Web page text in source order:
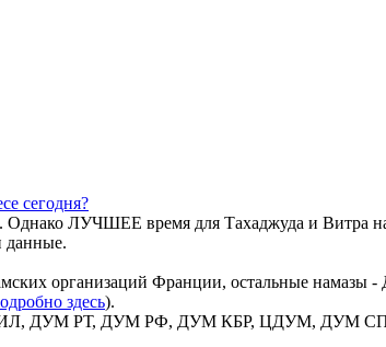
сегодня?
ЛУЧШЕЕ время для Тахаджуда и Витра
данные.
организаций Франции, остальные
здесь).
ВИЛ, ДУМ РТ, ДУМ РФ, ДУМ КБР, ЦДУМ, ДУМ